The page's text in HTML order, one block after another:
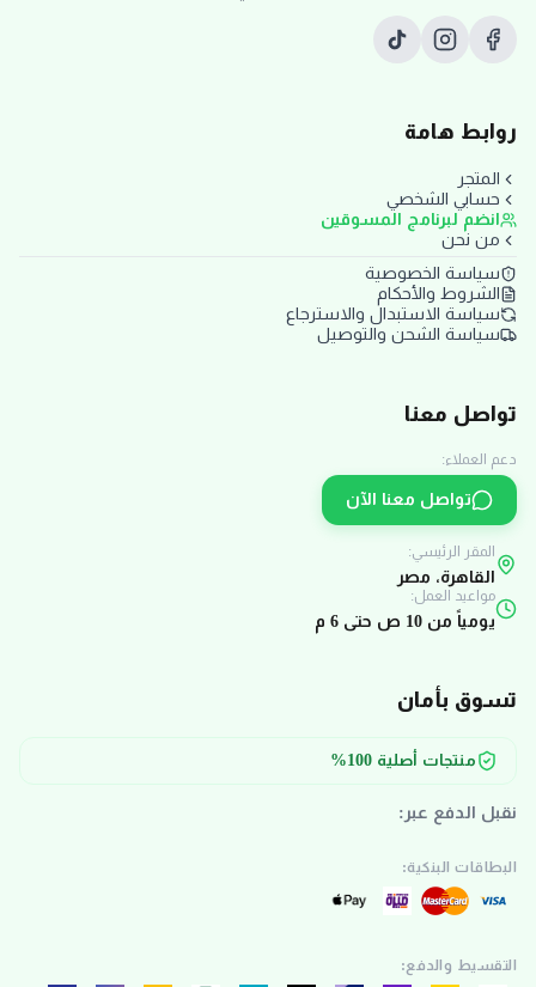
روابط هامة
المتجر
حسابي الشخصي
انضم لبرنامج المسوقين
من نحن
سياسة الخصوصية
الشروط والأحكام
سياسة الاستبدال والاسترجاع
سياسة الشحن والتوصيل
تواصل معنا
دعم العملاء:
تواصل معنا الآن
المقر الرئيسي:
القاهرة، مصر
مواعيد العمل:
يومياً من 10 ص حتى 6 م
تسوق بأمان
منتجات أصلية 100%
نقبل الدفع عبر:
البطاقات البنكية:
التقسيط والدفع: